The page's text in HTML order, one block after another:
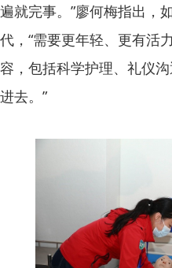
遍就完事。”廖何梅指出，
代，“需要更年轻、更有活
容，包括科学护理、礼仪
进去。”